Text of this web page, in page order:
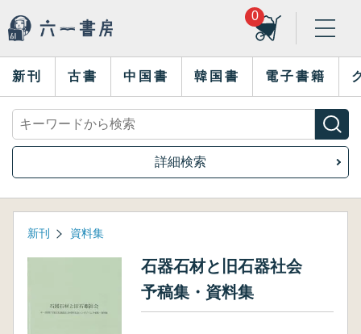
0
新刊 古書 中国書 韓国書 電子書籍
詳細検索
新刊 資料集
石器石材と旧石器社会
予稿集・資料集